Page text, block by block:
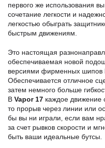
первого же использования
сочетание легкости и
легкостью обыграть
быстрым движениям.
Это настоящая
обеспечиваемая новой
версиями фирменных шипов
Обеспечивается отличное
затем немного больше
В Vapor 17 каждое движение
то прорыв через линии или
бы вы ни играли, если вам
за счет рывков скорости и
быть ваши идеальные бутсы.